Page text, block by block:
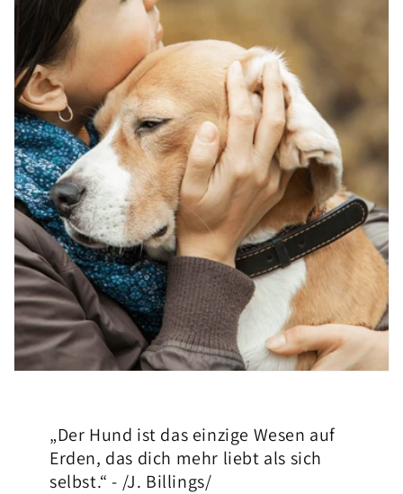
„Der Hund ist das einzige Wesen auf
Erden, das dich mehr liebt als sich
selbst.“ - /J. Billings/